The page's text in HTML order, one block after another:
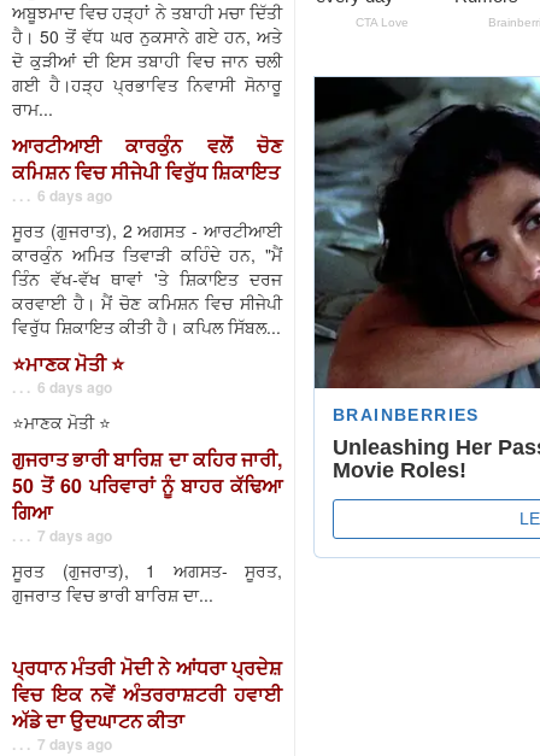
ਅਬੂਝਮਾਦ ਵਿਚ ਹੜ੍ਹਾਂ ਨੇ ਤਬਾਹੀ ਮਚਾ ਦਿੱਤੀ
ਹੈ। 50 ਤੋਂ ਵੱਧ ਘਰ ਨੁਕਸਾਨੇ ਗਏ ਹਨ, ਅਤੇ
ਦੋ ਕੁੜੀਆਂ ਦੀ ਇਸ ਤਬਾਹੀ ਵਿਚ ਜਾਨ ਚਲੀ
ਗਈ ਹੈ।ਹੜ੍ਹ ਪ੍ਰਭਾਵਿਤ ਨਿਵਾਸੀ ਸੋਨਾਰੂ
ਰਾਮ...
ਆਰਟੀਆਈ ਕਾਰਕੁੰਨ ਵਲੋਂ ਚੋਣ
ਕਮਿਸ਼ਨ ਵਿਚ ਸੀਜੇਪੀ ਵਿਰੁੱਧ ਸ਼ਿਕਾਇਤ
. . . 6 days ago
ਸੂਰਤ (ਗੁਜਰਾਤ), 2 ਅਗਸਤ - ਆਰਟੀਆਈ
ਕਾਰਕੁੰਨ ਅਮਿਤ ਤਿਵਾੜੀ ਕਹਿੰਦੇ ਹਨ, "ਮੈਂ
ਤਿੰਨ ਵੱਖ-ਵੱਖ ਥਾਵਾਂ 'ਤੇ ਸ਼ਿਕਾਇਤ ਦਰਜ
ਕਰਵਾਈ ਹੈ। ਮੈਂ ਚੋਣ ਕਮਿਸ਼ਨ ਵਿਚ ਸੀਜੇਪੀ
ਵਿਰੁੱਧ ਸ਼ਿਕਾਇਤ ਕੀਤੀ ਹੈ। ਕਪਿਲ ਸਿੱਬਲ...
⭐️ਮਾਣਕ ਮੋਤੀ ⭐️
. . . 6 days ago
⭐️ਮਾਣਕ ਮੋਤੀ ⭐️
ਗੁਜਰਾਤ ਭਾਰੀ ਬਾਰਿਸ਼ ਦਾ ਕਹਿਰ ਜਾਰੀ,
50 ਤੋਂ 60 ਪਰਿਵਾਰਾਂ ਨੂੰ ਬਾਹਰ ਕੱਢਿਆ
ਗਿਆ
. . . 7 days ago
ਸੂਰਤ (ਗੁਜਰਾਤ), 1 ਅਗਸਤ- ਸੂਰਤ,
ਗੁਜਰਾਤ ਵਿਚ ਭਾਰੀ ਬਾਰਿਸ਼ ਦਾ...
ਪ੍ਰਧਾਨ ਮੰਤਰੀ ਮੋਦੀ ਨੇ ਆਂਧਰਾ ਪ੍ਰਦੇਸ਼
ਵਿਚ ਇਕ ਨਵੇਂ ਅੰਤਰਰਾਸ਼ਟਰੀ ਹਵਾਈ
ਅੱਡੇ ਦਾ ਉਦਘਾਟਨ ਕੀਤਾ
. . . 7 days ago